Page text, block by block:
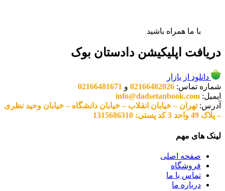
با ما همراه باشید
دریافت اپلیکیشن دادستان بوک
دانلود از بازار
شماره تماس: 02166482026 و 02166481671
ایمیل: info@dadsetanbook.com
آدرس:تهران – خیابان انقلاب – خیابان دانشگاه – خیابان وحید نظری
– پلاک 49 واحد 3 کد پستی: 1315686310
لینک های مهم
صفحه اصلی
فروشگاه
تماس با ما
درباره ما